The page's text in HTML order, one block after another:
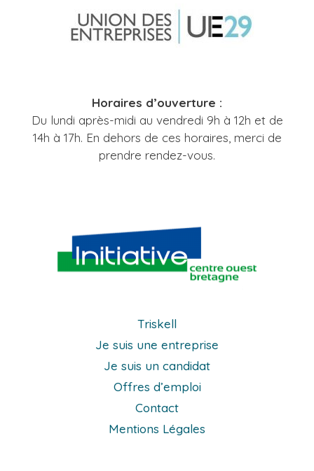
Horaires d’ouverture :
Du lundi après-midi au vendredi 9h à 12h et de
14h à 17h. En dehors de ces horaires, merci de
prendre rendez-vous.
Triskell
Je suis une entreprise
Je suis un candidat
Offres d’emploi
Contact
Mentions Légales